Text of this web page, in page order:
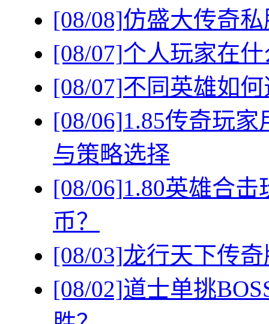
[08/08]仿盛大传奇
[08/07]个人玩家在
[08/07]不同英雄如
[08/06]1.85传奇玩
与策略选择
[08/06]1.80英雄合
币？
[08/03]龙行天下传
[08/02]道士单挑